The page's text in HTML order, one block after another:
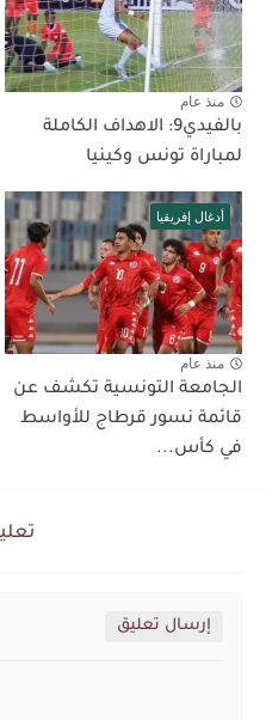
منذ عام
بالفيدي9: الاهداف الكاملة
لمباراة تونس وكينيا
أدغال إفريقيا
منذ عام
الجامعة التونسية تكشف عن
قائمة نسور قرطاج للأواسط
في كأس...
إرسال تعليق